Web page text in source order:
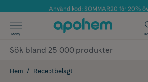
Årets Butik 2025 inom
Använd kod: SOMMAR20 för 20%
✓ Fri frakt
✓ Poäng på alla köp*
Meny
Hem Receptbelagt